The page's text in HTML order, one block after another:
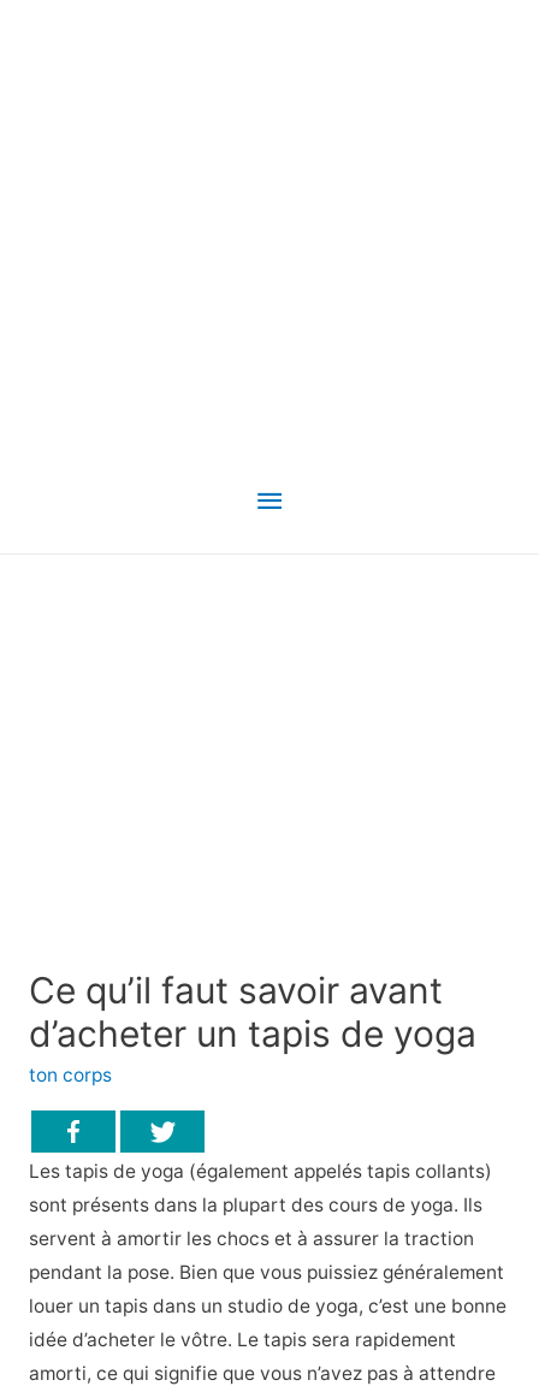
Menu
Ce qu’il faut savoir avant
d’acheter un tapis de yoga
ton corps
Les tapis de yoga (également appelés tapis collants)
sont présents dans la plupart des cours de yoga. Ils
servent à amortir les chocs et à assurer la traction
pendant la pose. Bien que vous puissiez généralement
louer un tapis dans un studio de yoga, c’est une bonne
idée d’acheter le vôtre. Le tapis sera rapidement
amorti, ce qui signifie que vous n’avez pas à attendre